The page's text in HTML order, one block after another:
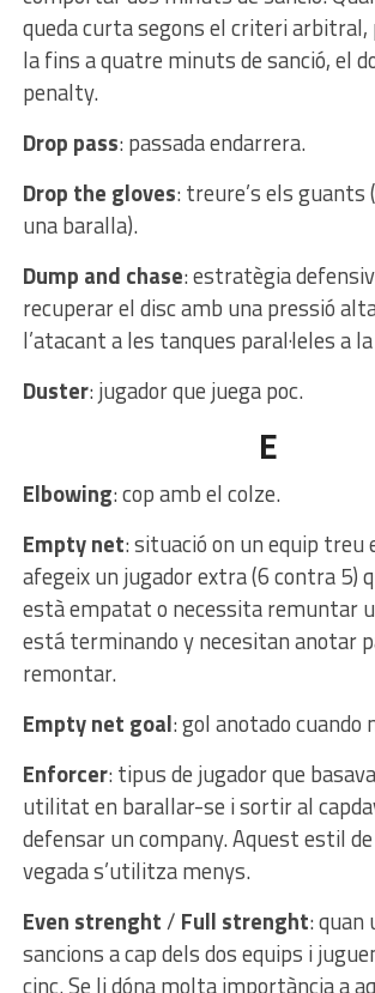
queda curta segons el criteri
la fins a quatre minuts de sanció, el
penalty.
Drop pass: passada endarrera.
Drop the gloves: treure’s els guants
una baralla).
Dump and chase: estratègia
recuperar el disc amb una pressió
l’atacant a les tanques paral·leles a
Duster: jugador que juega poc.
E
Elbowing: cop amb el colze.
Empty net: situació on un equip treu
afegeix un jugador extra (6 contra 5)
està empatat o necessita remuntar
está terminando y necesitan anotar
remontar.
Empty net goal: gol anotado cuando
Enforcer: tipus de jugador que
utilitat en barallar-se i sortir al
defensar un company. Aquest estil
vegada s’utilitza menys.
Even strenght/ Full strenght: quan
sancions a cap dels dos equips i